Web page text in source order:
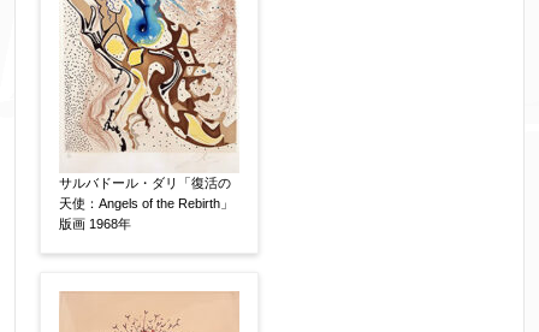
サルバドール・ダリ「復活の
天使：Angels of the Rebirth」
版画 1968年